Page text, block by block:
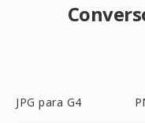
JPG para G4